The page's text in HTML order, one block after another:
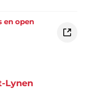
en open
Lynen